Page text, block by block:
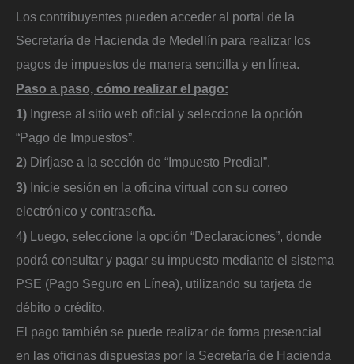
Los contribuyentes pueden acceder al portal de la
Secretaría de Hacienda de Medellín para realizar los
pagos de impuestos de manera sencilla y en línea.
Paso a paso, cómo realizar el pago:
1) Ingrese al sitio web oficial y seleccione la opción
“Pago de Impuestos”.
2) Diríjase a la sección de “Impuesto Predial”.
3) Inicie sesión en la oficina virtual con su correo
electrónico y contraseña.
4) Luego, seleccione la opción “Declaraciones”, donde
podrá consultar y pagar su impuesto mediante el sistema
PSE (Pago Seguro en Línea), utilizando su tarjeta de
débito o crédito.
El pago también se puede realizar de forma presencial
en las oficinas dispuestas por la Secretaría de Hacienda